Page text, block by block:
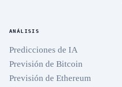
ANÁLISIS
Predicciones de IA
Previsión de Bitcoin
Previsión de Ethereum